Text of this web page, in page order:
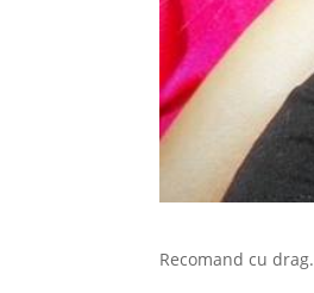
Recomand cu